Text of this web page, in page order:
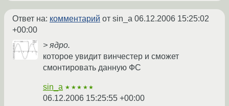
Ответ на: комментарий от sin_a 06.12.2006 15:25:02
+00:00
> ядро.
которое увидит винчестер и сможет
смонтировать данную ФС
sin_a ★★★★★
06.12.2006 15:25:55 +00:00